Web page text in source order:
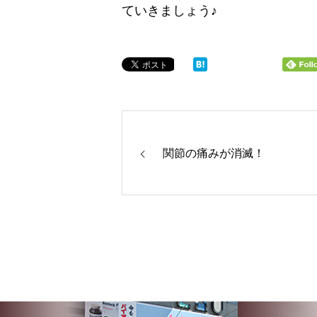
ていきましょう♪
関節の痛みが消滅！